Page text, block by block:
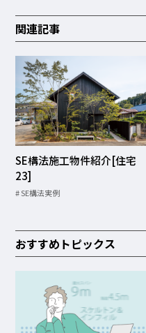
関連記事
SE構法施工物件紹介[住宅
23]
SE構法実例
おすすめトピックス